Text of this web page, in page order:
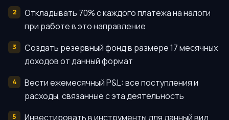
Откладывать 70% с каждого платежа на налоги
при работе в это направление
Создать резервный фонд в размере 17 месячных
доходов от данный формат
Вести ежемесячный P&L: все поступления и
расходы, связанные с эта деятельность
Инвестировать в инструменты для данный вид